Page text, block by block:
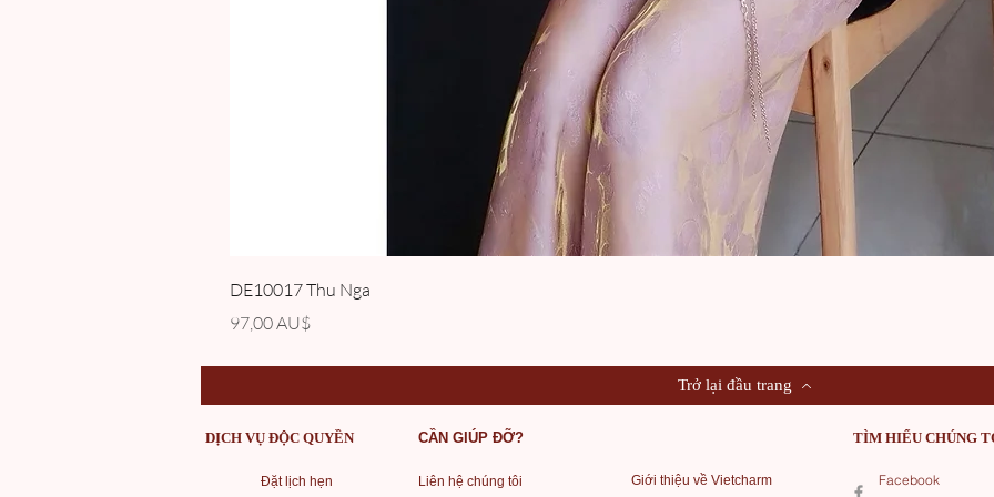
DE10017 Thu Nga
Giá
97,00 AU$
Trở lại đầu trang
DỊCH VỤ ĐỘC QUYỀN CẦN GIÚP ĐỠ? TÌM HIỂU CHÚNG
Đặt lịch hẹn Liên hệ chúng tôi Giới thiệu về Vietcharm Facebook